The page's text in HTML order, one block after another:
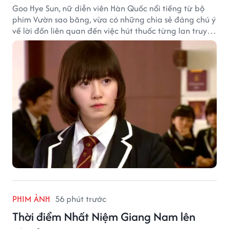
Goo Hye Sun, nữ diễn viên Hàn Quốc nổi tiếng từ bộ
phim Vườn sao băng, vừa có những chia sẻ đáng chú ý
về lời đồn liên quan đến việc hút thuốc từng lan truyền
trong giới sinh viên và trên mạng xã hội suốt nhiều
PHIM ẢNH 56 phút trước
Thời điểm Nhất Niệm Giang Nam lên